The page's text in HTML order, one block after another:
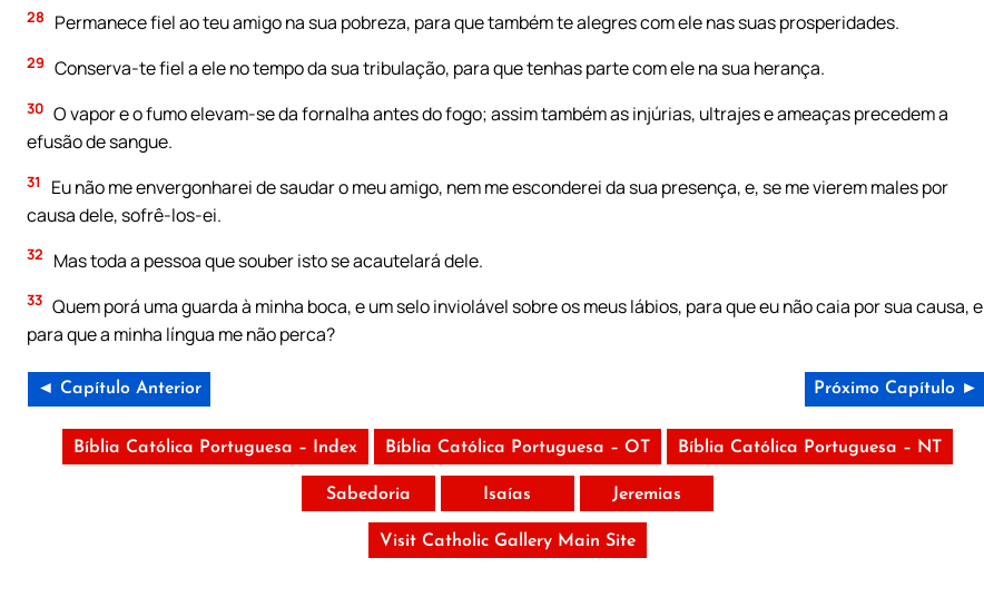
28 Permanece fiel ao teu amigo na sua pobreza, para que também te alegres com ele nas suas prosperidades.
29 Conserva-te fiel a ele no tempo da sua tribulação, para que tenhas parte com ele na sua herança.
30 O vapor e o fumo elevam-se da fornalha antes do fogo; assim também as injúrias, ultrajes e ameaças precedem a
efusão de sangue.
31
Eu não me envergonharei de saudar o meu amigo, nem me esconderei da sua presença, e, se me vierem males por
causa dele, sofrê-los-ei.
32 Mas toda a pessoa que souber isto se acautelará dele.
33 Quem porá uma guarda à minha boca, e um selo inviolável sobre os meus lábios, para que eu não caia por sua causa, e
para que a minha língua me não perca?
◄ Capítulo Anterior Próximo Capítulo ►
Bíblia Católica Portuguesa – Index Bíblia Católica Portuguesa – OT Bíblia Católica Portuguesa – NT
Sabedoria Isaías Jeremias
Visit Catholic Gallery Main Site